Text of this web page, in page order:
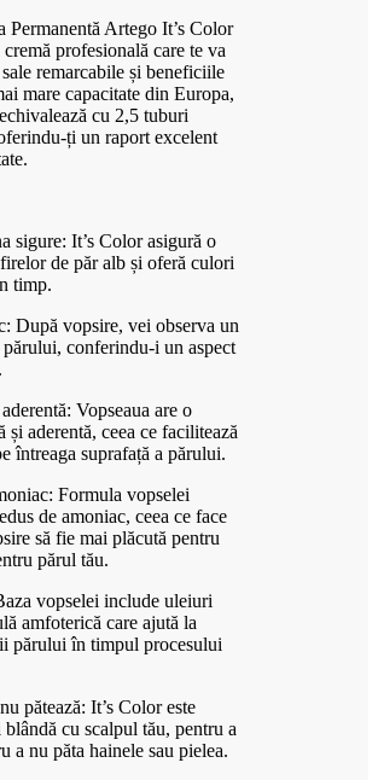
Permanentă Artego It’s Color
profesională care te va
remarcabile și beneficiile
mare capacitate din Europa,
cu 2,5 tuburi
ți un raport excelent
sigure: It’s Color asigură o
de păr alb și oferă culori
timp.
După vopsire, vei observa un
conferindu-i un aspect
Vopseaua are o
și aderentă, ceea ce facilitează
întreaga suprafață a părului.
Formula vopselei
de amoniac, ceea ce face
să fie mai plăcută pentru
părul tău.
vopselei include uleiuri
amfoterică care ajută la
părului în timpul procesului
pătează: It’s Color este
cu scalpul tău, pentru a
a nu păta hainele sau pielea.